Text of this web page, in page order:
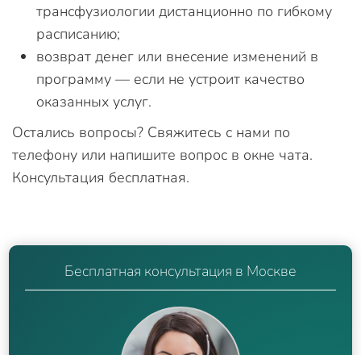
трансфузиологии дистанционно по гибкому
расписанию;
возврат денег или внесение изменений в
программу — если не устроит качество
оказанных услуг.
Остались вопросы? Свяжитесь с нами по
телефону или напишите вопрос в окне чата.
Консультация бесплатная.
Бесплатная консультация в Москве